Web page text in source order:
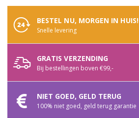
BESTEL NU, MORGEN IN HUIS!
Snelle levering
GRATIS VERZENDING
Bij bestellingen boven €99,-
NIET GOED, GELD TERUG
100% niet goed, geld terug garantie